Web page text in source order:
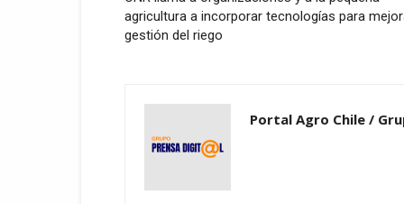
agricultura a incorporar tecnologías para
gestión del riego
Portal Agro Chile /